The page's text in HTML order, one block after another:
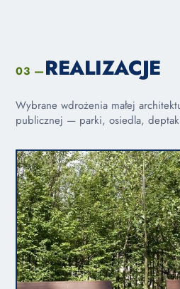
03 —REALIZACJE
Wybrane wdrożenia małej
publicznej — parki, osiedla,